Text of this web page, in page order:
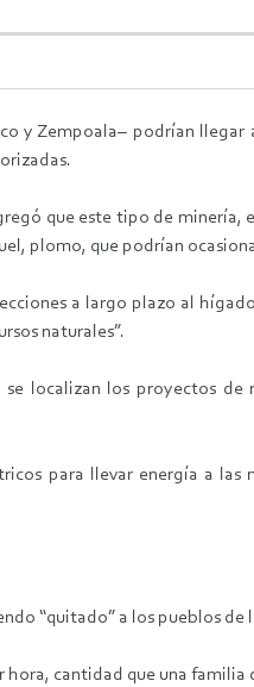
y Zempoala– podrían
que este tipo de
plomo, que podrían
a largo plazo al
naturales”.
localizan los proyectos
para llevar energía a
“quitado” a los pueblos de
cantidad que una familia